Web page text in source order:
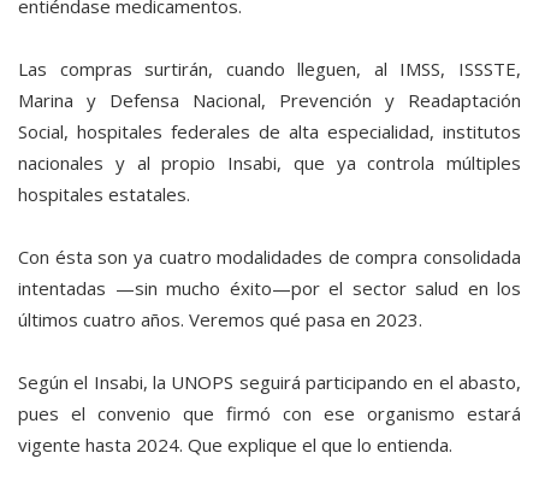
entiéndase medicamentos.
Las compras surtirán, cuando lleguen, al IMSS, ISSSTE,
Marina y Defensa Nacional, Prevención y Readaptación
Social, hospitales federales de alta especialidad, institutos
nacionales y al propio Insabi, que ya controla múltiples
hospitales estatales.
Con ésta son ya cuatro modalidades de compra consolidada
intentadas —sin mucho éxito—por el sector salud en los
últimos cuatro años. Veremos qué pasa en 2023.
Según el Insabi, la UNOPS seguirá participando en el abasto,
pues el convenio que firmó con ese organismo estará
vigente hasta 2024. Que explique el que lo entienda.